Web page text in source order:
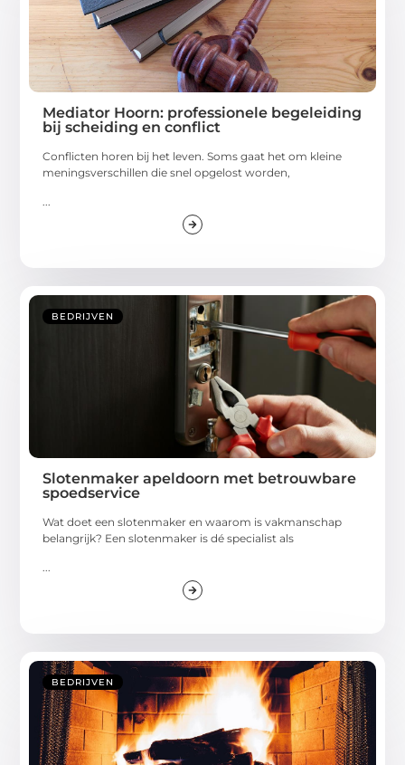
Mediator Hoorn: professionele begeleiding
bij scheiding en conflict
Conflicten horen bij het leven. Soms gaat het om kleine
meningsverschillen die snel opgelost worden,
BEDRIJVEN
Slotenmaker apeldoorn met betrouwbare
spoedservice
Wat doet een slotenmaker en waarom is vakmanschap
belangrijk? Een slotenmaker is dé specialist als
...
BEDRIJVEN